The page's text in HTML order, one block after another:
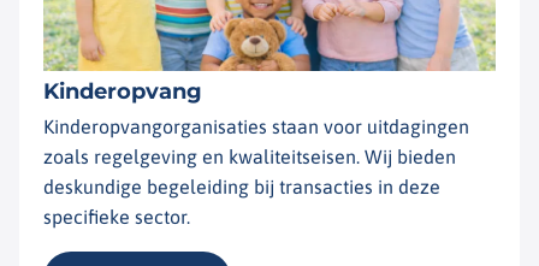
Kinderopvang
Kinderopvangorganisaties staan voor uitdagingen
zoals regelgeving en kwaliteitseisen. Wij bieden
deskundige begeleiding bij transacties in deze
specifieke sector.